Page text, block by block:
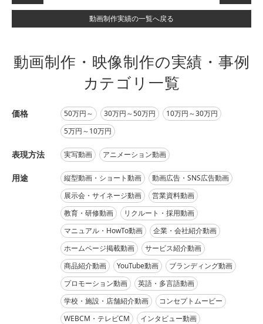
動画制作実績の一覧へ戻る
動画制作・映像制作の実績・事例
カテゴリ一覧
価格 50万円～ 30万円～50万円
10万円～30万円
5万円～10万円
表現方法 実写動画 アニメーション動画
用途 縦型動画・ショート動画
動画広告・SNS広告動画
展示会・サイネージ動画
営業資料動画
教育・研修動画
リクルート・採用動画
マニュアル・HowTo動画
企業・会社紹介動画
ホームページ掲載動画
サービス紹介動画
商品紹介動画
YouTube動画
ブランディング動画
プロモーション動画
英語・多言語動画
学校・施設・店舗紹介動画
コンセプトムービー
WEBCM・テレビCM
インタビュー動画